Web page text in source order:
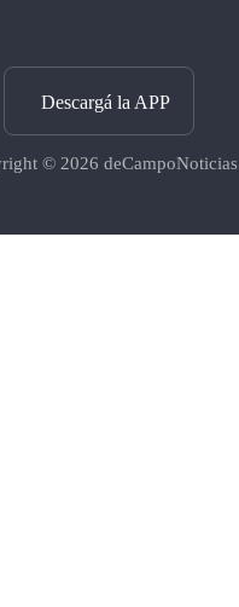
Descargá la APP
© 2026 deCampoNoticias